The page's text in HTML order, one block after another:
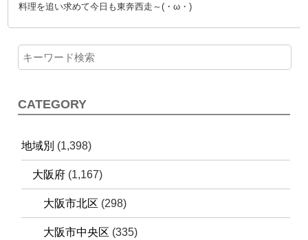
料理を追い求めて今日も東奔西走～(・ω・)
CATEGORY
地域別 (1,398)
大阪府 (1,167)
大阪市北区 (298)
大阪市中央区 (335)